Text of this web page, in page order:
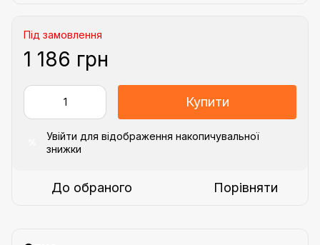
Під замовлення
1 186 грн
Купити
Увійти для відображення накопичувальної
знижки
До обраного Порівняти